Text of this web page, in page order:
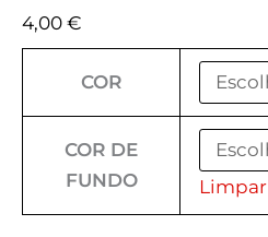
4,00 €
COR
COR DE
FUNDO
Limpar